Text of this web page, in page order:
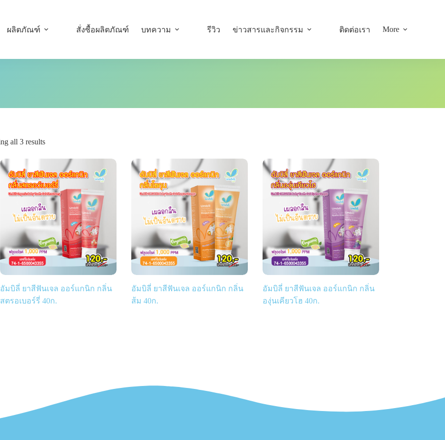
ผลิตภัณฑ์ สั่งซื้อผลิตภัณฑ์ บทความ รีวิว ข่าวสารและกิจกรรม ติดต่อเรา More
all 3 results
อัมบิลี่ ยาสีฟันเจล ออร์แกนิก กลิ่น
สตรอเบอร์รี่ 40ก.
อัมบิลี่ ยาสีฟันเจล ออร์แกนิก กลิ่น
ส้ม 40ก.
อัมบิลี่ ยาสีฟันเจล ออร์แกนิก กลิ่น
องุ่นเคียวโฮ 40ก.